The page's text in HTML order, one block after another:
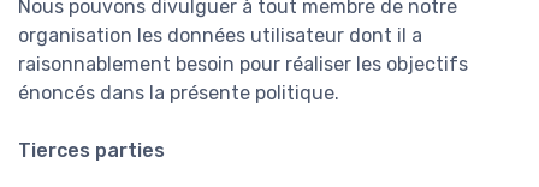
Nous pouvons divulguer à tout membre de notre
organisation les données utilisateur dont il a
raisonnablement besoin pour réaliser les objectifs
énoncés dans la présente politique.
Tierces parties